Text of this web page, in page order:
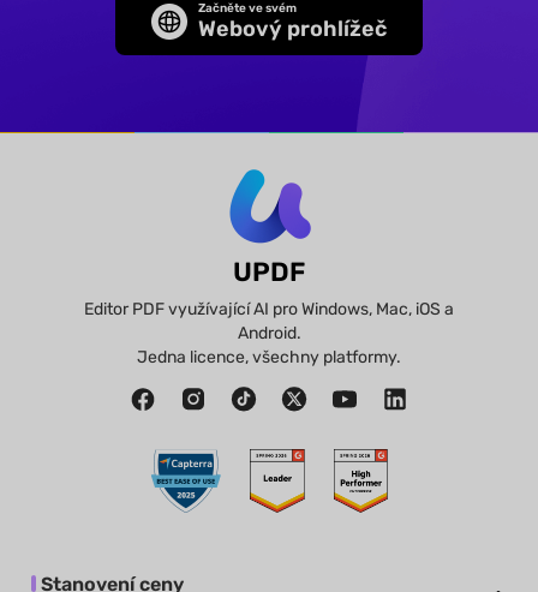
Začněte ve svém
Webový prohlížeč
UPDF
Editor PDF využívající AI pro Windows, Mac, iOS a
Android.
Jedna licence, všechny platformy.
Stanovení ceny